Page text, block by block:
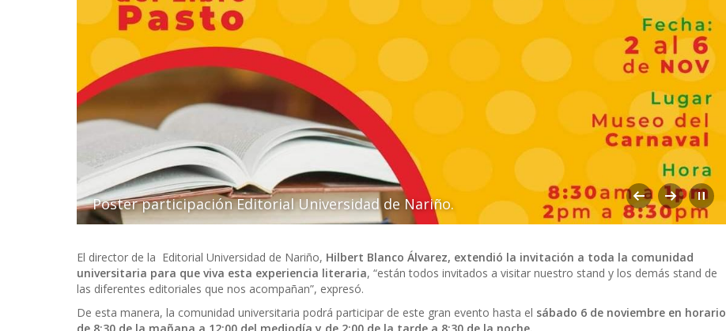
Poster participación Editorial Universidad de Nariño.
El director de la Editorial Universidad de Nariño, Hilbert Blanco Álvarez, extendió la invitación a toda la comunidad
universitaria para que viva esta experiencia literaria, “están todos invitados a visitar nuestro stand y los demás stand de
las diferentes editoriales que nos acompañan”, expresó.
De esta manera, la comunidad universitaria podrá participar de este gran evento hasta el sábado 6 de noviembre en horario